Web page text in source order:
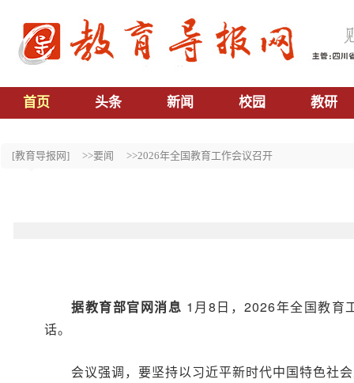
首页 头条 新闻 校园 教研
[教育导报网] >>要闻 >>2026年全国教育工作会议召开
据教育部官网消息 1月8日，2026年全国教育
话。
会议强调，要坚持以习近平新时代中国特色社会